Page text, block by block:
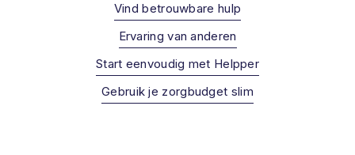
Vind betrouwbare hulp
Ervaring van anderen
Start eenvoudig met Helpper
Gebruik je zorgbudget slim